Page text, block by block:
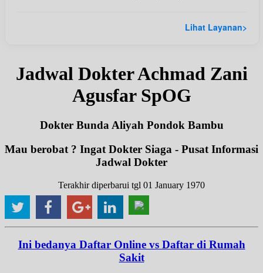
Lihat Layanan>
Jadwal Dokter Achmad Zani
Agusfar SpOG
Dokter Bunda Aliyah Pondok Bambu
Mau berobat ? Ingat Dokter Siaga - Pusat Informasi
Jadwal Dokter
Terakhir diperbarui tgl 01 January 1970
Ini bedanya Daftar Online vs Daftar di Rumah
Sakit